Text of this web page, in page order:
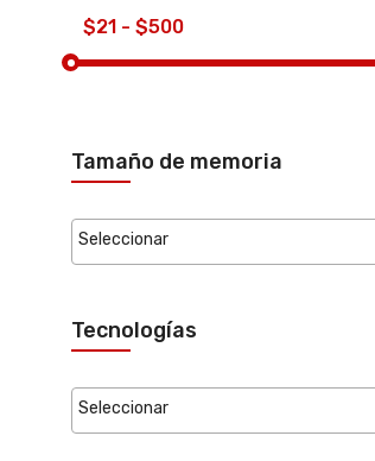
Tamaño de memoria
Tecnologías